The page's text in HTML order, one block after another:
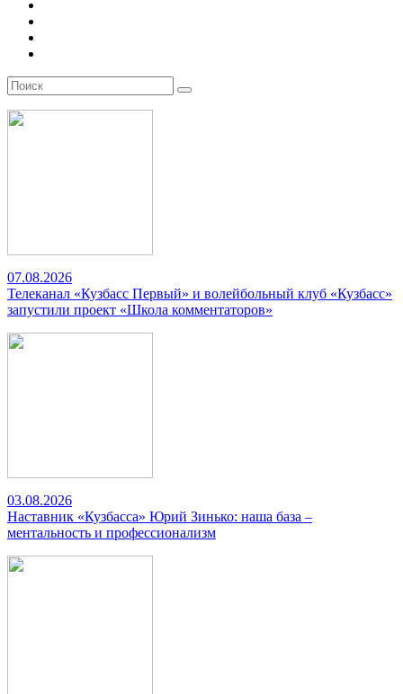
07.08.2026
Телеканал «Кузбасс Первый» и волейбольный клуб «Кузбасс»
запустили проект «Школа комментаторов»
03.08.2026
Наставник «Кузбасса» Юрий Зинько: наша база –
ментальность и профессионализм